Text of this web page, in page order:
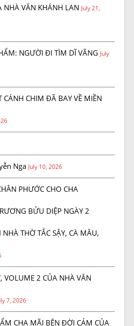
NHÀ VĂN KHÁNH LAN July 21,
NGƯỜI ĐI TÌM DĨ VÃNG July
CHIM ĐÃ BAY VỀ MIỀN
Nga July 10, 2026
PHƯỚC CHO CHA
BỬU DIỆP NGÀY 2
THỜ TẮC SẬY, CÀ MÂU,
VOLUME 2 CỦA NHÀ VĂN
7, 2026
CHA MÃI BÊN ĐỜI CẢM CỦA